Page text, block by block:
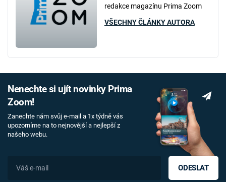
redakce magazínu Prima Zoom
VŠECHNY ČLÁNKY AUTORA
Nenechte si ujít novinky Prima
Zoom!
Zanechte nám svůj e-mail a 1x týdně vás
upozorníme na to nejnovější a nejlepší z
našeho webu.
ODESLAT